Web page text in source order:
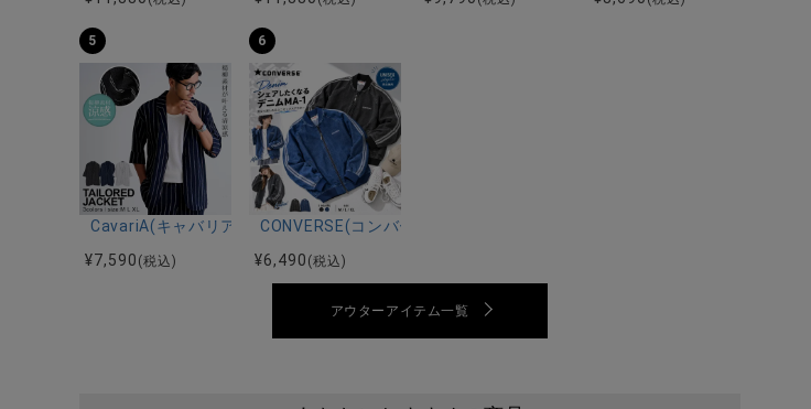
5
CavariA(キャバリア)楊柳ストライプ7分袖ジャケット/全3色
¥7,590 (税込)
6
CONVERSE(コンバース)デニムリブブルゾン/全2色
¥6,490 (税込)
アウターアイテム一覧